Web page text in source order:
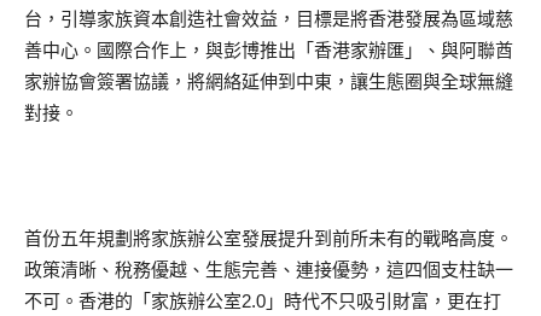
台，引導家族資本創造社會效益，目標是將香港發展為區域慈
善中心。國際合作上，與彭博推出「香港家辦匯」、與阿聯酋
家辦協會簽署協議，將網絡延伸到中東，讓生態圈與全球無縫
對接。
首份五年規劃將家族辦公室發展提升到前所未有的戰略高度。
政策清晰、稅務優越、生態完善、連接優勢，這四個支柱缺一
不可。香港的「家族辦公室2.0」時代不只吸引財富，更在打